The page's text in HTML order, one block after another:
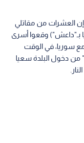
العشرات من مقاتلي
بـ"داعش") وقعوا أسرى
سوريا، في الوقت
من دخول البلدة سعيا